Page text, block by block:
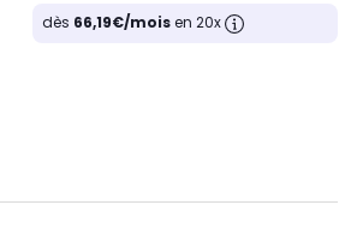
dès 66,19€/moisen 20x